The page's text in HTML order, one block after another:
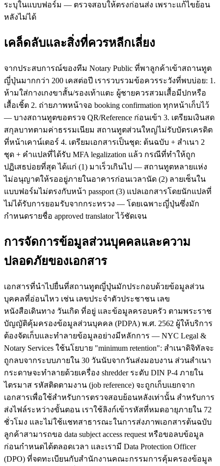
ระบุในแบบฟอร์ม — ตรวจสอบให้ตรงก่อนส่ง เพราะแก้ไขย้อน
หลังไม่ได้
เคล็ดลับและสิ่งที่ควรหลีกเลี่ยง
จากประสบการณ์ของทีม Notary Public ที่พาลูกค้าเข้าสถานทูต
ญี่ปุ่นมากกว่า 200 เคสต่อปี เรารวบรวมข้อควรระวังที่พบบ่อย: 1.
ห้ามใส่กางเกงขาสั้น/รองเท้าแตะ ผู้ชายควรสวมเสื้อมีปกหรือ
เสื้อเชิ้ต 2. ถ่ายภาพหน้าจอ booking confirmation ทุกหน้าเก็บไว้
— บางสถานทูตขอตรวจ QR/Reference ก่อนเข้า 3. เตรียมเงินสด
สกุลบาทตามค่าธรรมเนียม สถานทูตส่วนใหญ่ไม่รับบัตรเครดิต
ที่หน้าเคาน์เตอร์ 4. เตรียมเอกสารเป็นชุด: ต้นฉบับ + สำเนา 2
ชุด + คำแปลที่ได้รับ MFA legalization แล้ว กรณีที่ทำให้ถูก
ปฏิเสธบ่อยที่สุด ได้แก่ (1) มาเร็วเกินไป — สถานทูตหลายแห่ง
ไม่อนุญาตให้รออยู่ภายในอาคารก่อนเวลานัด (2) ลายเซ็นใน
แบบฟอร์มไม่ตรงกับหน้า passport (3) แปลเอกสารโดยนักแปลที่
ไม่ได้รับการยอมรับจากกระทรวง — โดยเฉพาะญี่ปุ่นซึ่งมัก
กำหนดรายชื่อ approved translator ไว้ชัดเจน
การจัดการข้อมูลส่วนบุคคลและความ
ปลอดภัยของเอกสาร
เอกสารที่นำไปยื่นที่สถานทูตญี่ปุ่นมักประกอบด้วยข้อมูลส่วน
บุคคลที่อ่อนไหว เช่น เลขประจำตัวประชาชน เลข
หนังสือเดินทาง วันเกิด ที่อยู่ และข้อมูลครอบครัว ตามพระราช
บัญญัติคุ้มครองข้อมูลส่วนบุคคล (PDPA) พ.ศ. 2562 ผู้ให้บริการ
ต้องจัดเก็บและทำลายข้อมูลอย่างมีหลักการ — NYC Legal &
Notary Services ใช้นโยบาย "minimum retention": สำเนาดิจิทัลจะ
ถูกลบจากระบบภายใน 30 วันนับจากวันส่งมอบงาน ส่วนสำเนา
กระดาษจะทำลายด้วยเครื่อง shredder ระดับ DIN P-4 ภายใน
ไตรมาส รหัสติดตามงาน (job reference) จะถูกเก็บแยกจาก
เอกสารเพื่อใช้สำหรับการตรวจสอบย้อนหลังเท่านั้น สำหรับการ
ส่งไฟล์ระหว่างขั้นตอน เราใช้ลิงก์เข้ารหัสที่หมดอายุภายใน 72
ชั่วโมง และไม่ใช้แชทสาธารณะในการส่งภาพเอกสารต้นฉบับ
ลูกค้าสามารถขอ data subject access request หรือขอลบข้อมูล
ก่อนกำหนดได้ตลอดเวลา และเรามี Data Protection Officer
(DPO) ที่จดทะเบียนกับสำนักงานคณะกรรมการคุ้มครองข้อมูล